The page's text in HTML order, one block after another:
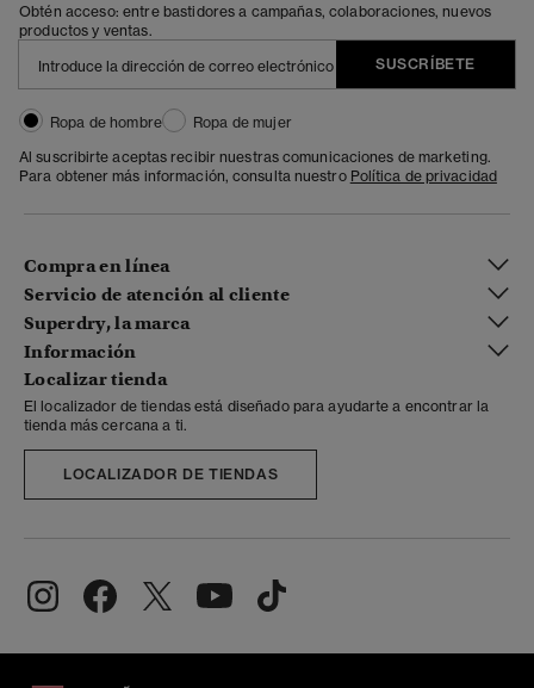
Obtén acceso: entre bastidores a campañas, colaboraciones, nuevos
productos y ventas.
SUSCRÍBETE
Ropa de hombre
Ropa de mujer
Al suscribirte aceptas recibir nuestras comunicaciones de marketing.
Para obtener más información, consulta nuestro Política de privacidad
Compra en línea
Servicio de atención al cliente
Superdry, la marca
Información
Localizar tienda
El localizador de tiendas está diseñado para ayudarte a encontrar la
tienda más cercana a ti.
LOCALIZADOR DE TIENDAS